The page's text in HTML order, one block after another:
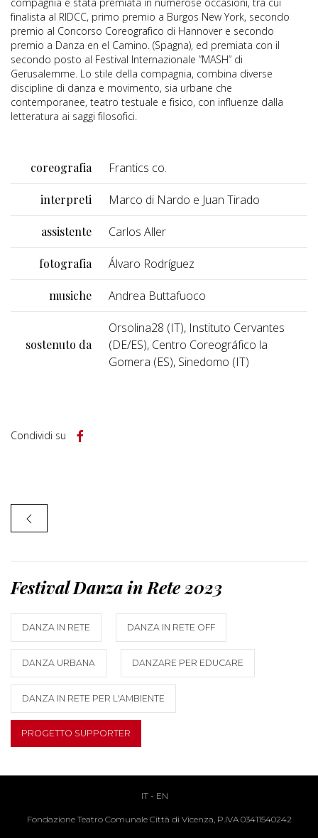
compagnia è stata premiata in numerose occasioni, tra cui
finalista al RIDCC, primo premio a Burgos New York, secondo
premio al Concorso Coreografico di Hannover e secondo
premio a Danza en el Camino. (Spagna), ed premiata con il
secondo posto al Festival Internazionale ”MASH” di
Gerusalemme. Lo stile della compagnia, combina diverse
discipline di danza e movimento, sia urbane che
contemporanee, teatro testuale e fisico, con influenze dalla
letteratura ai saggi filosofici.
coreografia Frantics co.
interpreti Marco di Nardo e Juan Tirado
assistente Carlos Aller
fotografia Álvaro Rodríguez
musiche Andrea Buttafuoco
sostenuto da
Orsolina28 (IT), Instituto Cervantes
(DE/ES), Centro Coreográfico la
Gomera (ES), Sinedomo (IT)
Condividi su
Festival Danza in Rete 2023
DANZA IN RETE DANZA IN RETE OFF
DANZA URBANA DANZARE PER EDUCARE
DANZA IN RETE PER L'AMBIENTE
PROGETTO SUPPORTER
IT - EN
Fondazione Teatro Comunale Città di Vicenza, P.IVA 03411540242